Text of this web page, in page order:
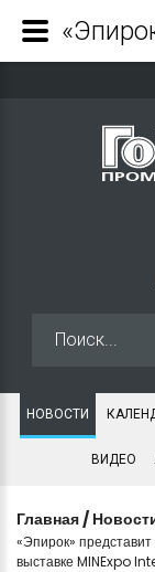
НОВОСТИ
ВИДЕО
Главная /
«Эпирок»
выставке MINExpo